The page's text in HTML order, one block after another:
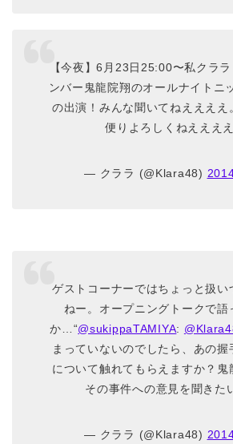
【今夜】6月23日25:00〜私クラ
ンバー鬼龍院翔のオールナイトニ
の出演！みんな聞いてねええええ
便りよろしくねええええ
— クララ (@Klara48)
ゲストコーナーではちょっと扱い
ねー。オープニングトークで語
か…“@sukippaTAMIYA:
まっていないのでしたら、あの握
について触れてもらえますか？鬼
その事件への意見を聞きた
— クララ (@Klara48)